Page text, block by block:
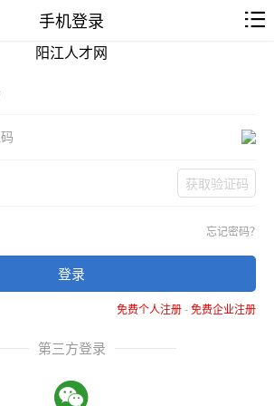
手机登录
阳江人才网
获取验证码
忘记密码？
登录
免费个人注册-免费企业注册
第三方登录